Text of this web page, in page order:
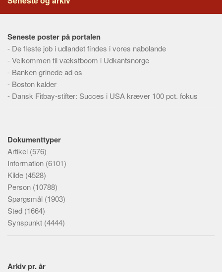
Seneste poster på portalen
- De fleste job i udlandet findes i vores nabolande
-Velkommen til vækstboom i Udkantsnorge
- Banken grinede ad os
- Boston kalder
- Dansk Fitbay-stifter: Succes i USA kræver 100 pct. fokus
Dokumenttyper
Artikel (576)
Information (6101)
Kilde (4528)
Person (10788)
Spørgsmål (1903)
Sted (1664)
Synspunkt (4444)
Arkiv pr. år